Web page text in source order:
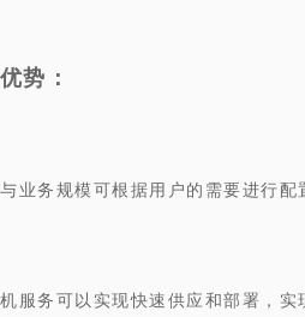
势：
业务规模可根据用户的需要进行配
服务可以实现快速供应和部署，实